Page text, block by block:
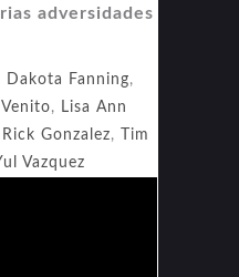
adversidades
Dakota Fanning,
Venito,
Lisa Ann
Rick Gonzalez,
Tim
Vazquez